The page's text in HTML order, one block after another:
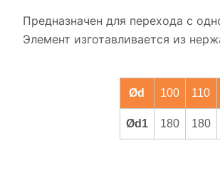
Предназначен для перехода с
Элемент изготавливается из
Ød 100 110
Ød1 180 180